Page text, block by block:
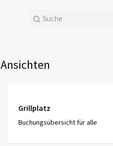
Ansichten
Grillplatz
Buchungsübersicht für alle